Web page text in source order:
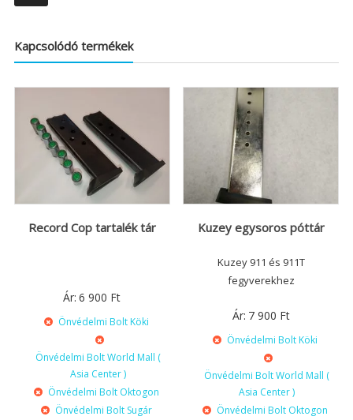
Kapcsolódó termékek
Record Cop tartalék tár
Ár: 6 900 Ft
Önvédelmi Bolt Köki
Önvédelmi Bolt World Mall (
Asia Center )
Önvédelmi Bolt Oktogon
Önvédelmi Bolt Sugár
Kuzey egysoros póttár
Kuzey 911 és 911T
fegyverekhez
Ár: 7 900 Ft
Önvédelmi Bolt Köki
Önvédelmi Bolt World Mall (
Asia Center )
Önvédelmi Bolt Oktogon